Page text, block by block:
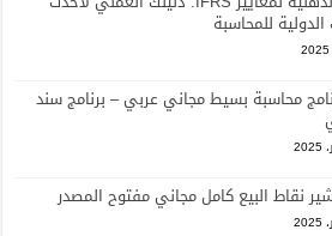
الدولية للمحاسبة
محاسبة بسيط مجاني عربي – برنامج سند
نقاط البيع كامل مجاني مفتوح المصدر